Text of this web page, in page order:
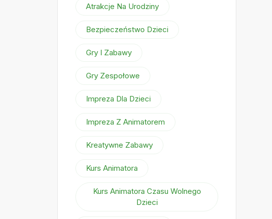
Atrakcje Na Urodziny
Bezpieczeństwo Dzieci
Gry I Zabawy
Gry Zespołowe
Impreza Dla Dzieci
Impreza Z Animatorem
Kreatywne Zabawy
Kurs Animatora
Kurs Animatora Czasu Wolnego
Dzieci